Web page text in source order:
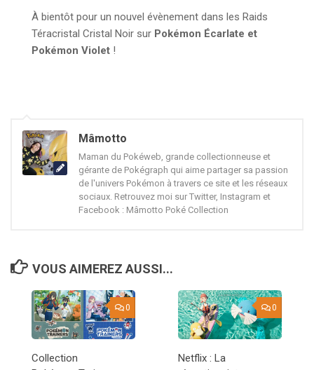
À bientôt pour un nouvel évènement dans les Raids
Téracristal Cristal Noir sur Pokémon Écarlate et
Pokémon Violet !
Mâmotto
Maman du Pokéweb, grande collectionneuse et
gérante de Pokégraph qui aime partager sa passion
de l'univers Pokémon à travers ce site et les réseaux
sociaux. Retrouvez moi sur Twitter, Instagram et
Facebook : Mâmotto Poké Collection
VOUS AIMEREZ AUSSI...
0
Collection
0
Netflix : La